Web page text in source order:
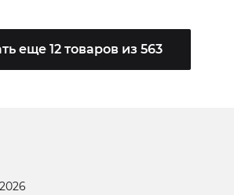
еще 12 товаров из 563